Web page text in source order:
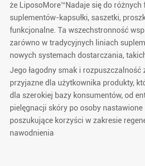
że LiposoMore™Nadaje się do różnych
suplementów-kapsułki, saszetki,
funkcjonalne. Ta wszechstronność
zarówno w tradycyjnych liniach
nowych systemach dostarczania,
Jego łagodny smak i rozpuszczalność
przyjazne dla użytkownika produkty,
dla szerokiej bazy konsumentów, od
pielęgnacji skóry po osoby nastawione
poszukujące korzyści w zakresie
nawodnienia